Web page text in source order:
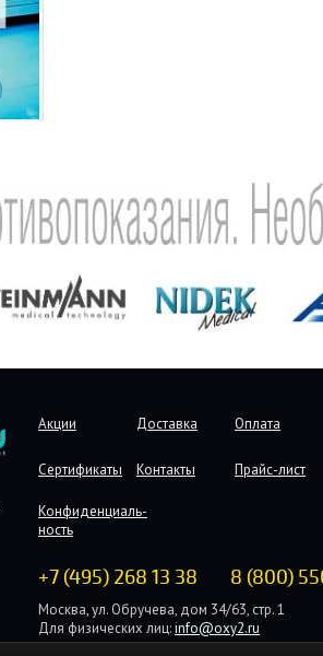
Акции Доставка Оплата
Сертификаты
Контакты Прайс-лист
Конфиденциаль-
ность
+7 (495) 268 13 38 8 (800)
Москва, ул. Обручева, дом 34/63, стр. 1
Для физических лиц:info@oxy2.ru
Для юридических лиц:b2b@oxy2.ru